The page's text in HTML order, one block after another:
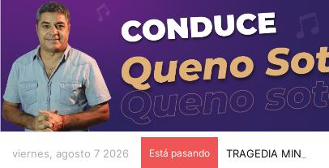
viernes, agosto 7 2026 Está pasando TRAGEDIA MINERA